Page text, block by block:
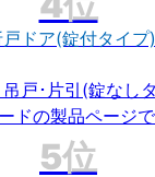
ドア(錠付タイプ)